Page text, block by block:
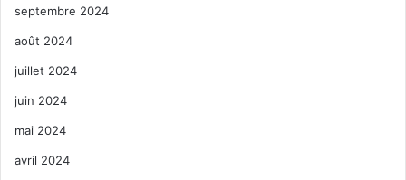
septembre 2024
août 2024
juillet 2024
juin 2024
mai 2024
avril 2024